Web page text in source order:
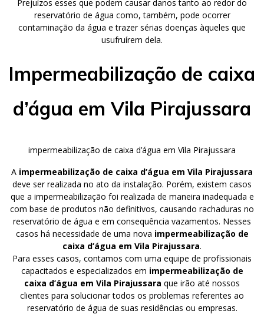
Prejuízos esses que podem causar danos tanto ao redor do
reservatório de água como, também, pode ocorrer
contaminação da água e trazer sérias doenças àqueles que
usufruírem dela.
Impermeabilização de caixa
d’água em Vila Pirajussara
impermeabilização de caixa d’água em Vila Pirajussara
A impermeabilização de caixa d’água em Vila Pirajussara
deve ser realizada no ato da instalação. Porém, existem casos
que a impermeabilização foi realizada de maneira inadequada e
com base de produtos não definitivos, causando rachaduras no
reservatório de água e em consequência vazamentos. Nesses
casos há necessidade de uma nova impermeabilização de
caixa d’água em Vila Pirajussara.
Para esses casos, contamos com uma equipe de profissionais
capacitados e especializados em impermeabilização de
caixa d’água em Vila Pirajussara que irão até nossos
clientes para solucionar todos os problemas referentes ao
reservatório de água de suas residências ou empresas.